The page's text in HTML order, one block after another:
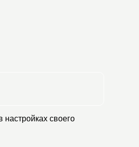
своего